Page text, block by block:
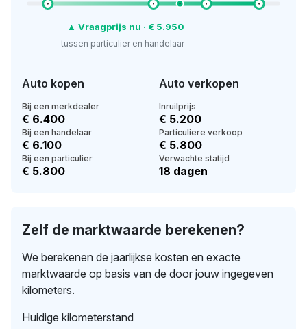
▲ Vraagprijs nu · € 5.950
tussen particulier en handelaar
Auto kopen
Bij een merkdealer
€ 6.400
Bij een handelaar
€ 6.100
Bij een particulier
€ 5.800
Auto verkopen
Inruilprijs
€ 5.200
Particuliere verkoop
€ 5.800
Verwachte statijd
18 dagen
Zelf de marktwaarde berekenen?
We berekenen de jaarlijkse kosten en exacte
marktwaarde op basis van de door jouw ingegeven
kilometers.
Huidige kilometerstand